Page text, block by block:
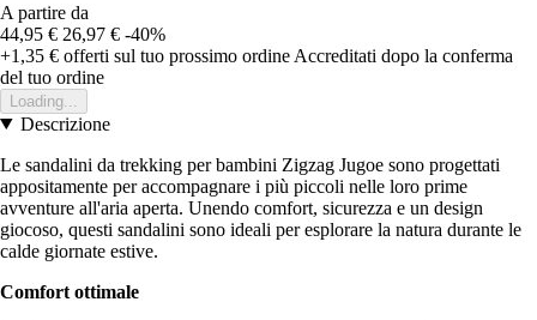
A partire da
44,95 € 26,97 € -40%
+1,35 € offerti sul tuo prossimo ordine Accreditati dopo la conferma
del tuo ordine
Loading...
Descrizione
Le sandalini da trekking per bambini Zigzag Jugoe sono progettati
appositamente per accompagnare i più piccoli nelle loro prime
avventure all'aria aperta. Unendo comfort, sicurezza e un design
giocoso, questi sandalini sono ideali per esplorare la natura durante le
calde giornate estive.
Comfort ottimale